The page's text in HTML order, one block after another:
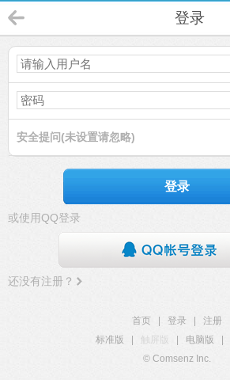
登录
安全提问(未设置请忽略)
登录
或使用QQ登录
还没有注册？
首页 登录
注册
标准版
触屏版 电脑版
© Comsenz Inc.